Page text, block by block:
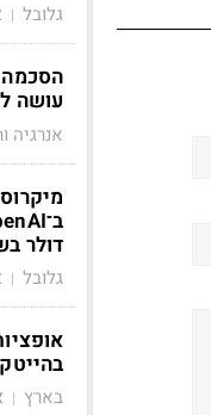
גלובל |
הסכמה
עושה
אנרגיה
דולר
גלובל |
בארץ |